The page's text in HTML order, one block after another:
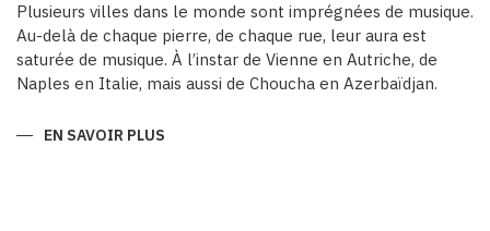
Plusieurs villes dans le monde sont imprégnées de musique.
Au-delà de chaque pierre, de chaque rue, leur aura est
saturée de musique. À l’instar de Vienne en Autriche, de
Naples en Italie, mais aussi de Choucha en Azerbaïdjan.
EN SAVOIR PLUS